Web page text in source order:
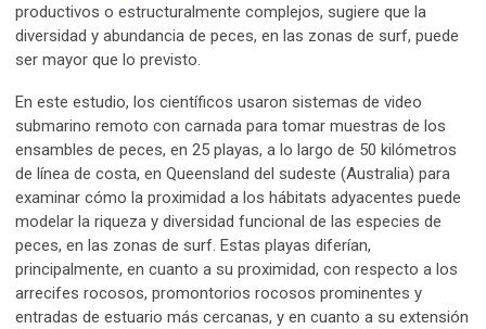
productivos o estructuralmente complejos, sugiere que la
diversidad y abundancia de peces, en las zonas de surf, puede
ser mayor que lo previsto.
En este estudio, los científicos usaron sistemas de video
submarino remoto con carnada para tomar muestras de los
ensambles de peces, en 25 playas, a lo largo de 50 kilómetros
de línea de costa, en Queensland del sudeste (Australia) para
examinar cómo la proximidad a los hábitats adyacentes puede
modelar la riqueza y diversidad funcional de las especies de
peces, en las zonas de surf. Estas playas diferían,
principalmente, en cuanto a su proximidad, con respecto a los
arrecifes rocosos, promontorios rocosos prominentes y
entradas de estuario más cercanas, y en cuanto a su extensión